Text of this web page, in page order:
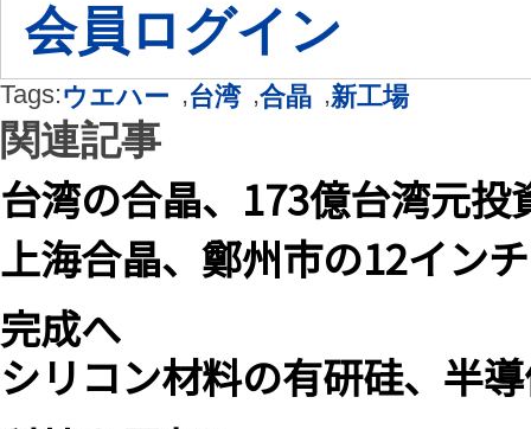
会員ログイン
Tags:ウエハー ,台湾 ,合晶 ,新工場
関連記事
台湾の合晶、173億台湾元
上海合晶、鄭州市の12イン
完成へ
シリコン材料の有研硅、半